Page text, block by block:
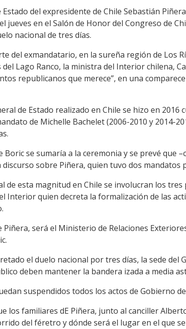
Estado del expresidente de Chile Sebastián
jueves en el Salón de Honor del Congreso de
nacional de tres días.
del exmandatario, en la sureña región de Los
del Lago Ranco, la ministra del Interior chilena,
republicanos que merece”, en una
de Estado realizado en Chile se hizo en
de Michelle Bachelet (2006-2010 y 2014-
Boric se sumaría a la ceremonia y se prevé que
sobre Piñera, quien tuvo dos mandatos
de esta magnitud en Chile se involucran los tres
Interior quien decreta la formalización de las
Piñera, será el Ministerio de Relaciones
el duelo nacional por tres días, la sede del
deben mantener la bandera izada a media
suspendidos todos los actos de Gobierno
los familiares dE Piñera, junto al canciller
del féretro y dónde será el lugar en el que